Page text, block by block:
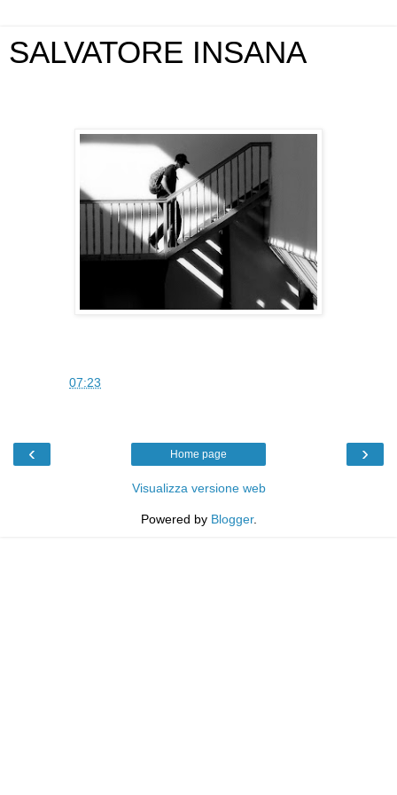
SALVATORE INSANA
07:23
‹ ›
Home page
Visualizza versione web
Powered by Blogger.